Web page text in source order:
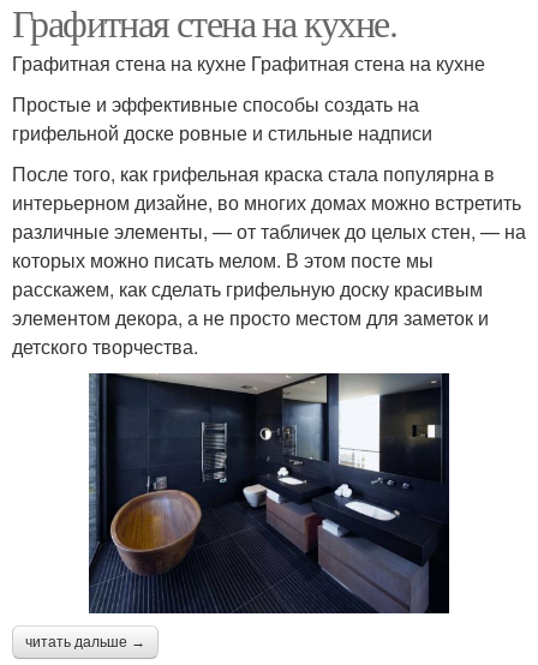
Графитная стена на кухне.
Графитная стена на кухне Графитная стена на кухне
Простые и эффективные способы создать на
грифельной доске ровные и стильные надписи
После того, как грифельная краска стала популярна в
интерьерном дизайне, во многих домах можно встретить
различные элементы, — от табличек до целых стен, — на
которых можно писать мелом. В этом посте мы
расскажем, как сделать грифельную доску красивым
элементом декора, а не просто местом для заметок и
детского творчества.
читать дальше →